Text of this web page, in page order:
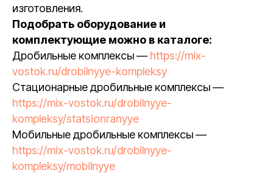
изготовления.
Подобрать оборудование и
комплектующие можно в каталоге:
Дробильные комплексы — https://mix-
vostok.ru/drobilnyye-kompleksy
Стационарные дробильные комплексы —
https://mix-vostok.ru/drobilnyye-
kompleksy/statsionranyye
Мобильные дробильные комплексы —
https://mix-vostok.ru/drobilnyye-
kompleksy/mobilnyye